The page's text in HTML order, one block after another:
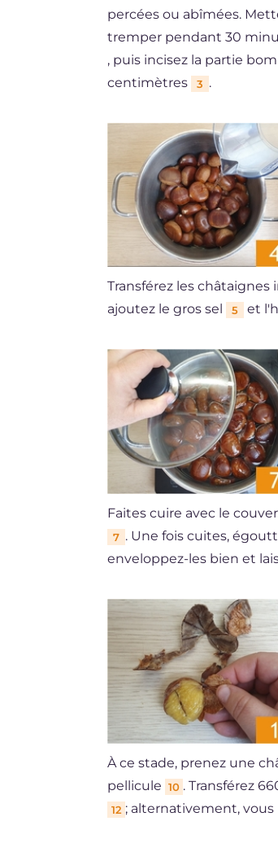
percées ou abîmées.
tremper pendant 30
, puis incisez la partie
centimètres
3 .
Transférez les châtaignes
ajoutez le gros sel
5 et
Faites cuire avec le
7 . Une fois cuites,
enveloppez-les bien et
À ce stade, prenez une
pellicule 10 . Transférez
12 ; alternativement,